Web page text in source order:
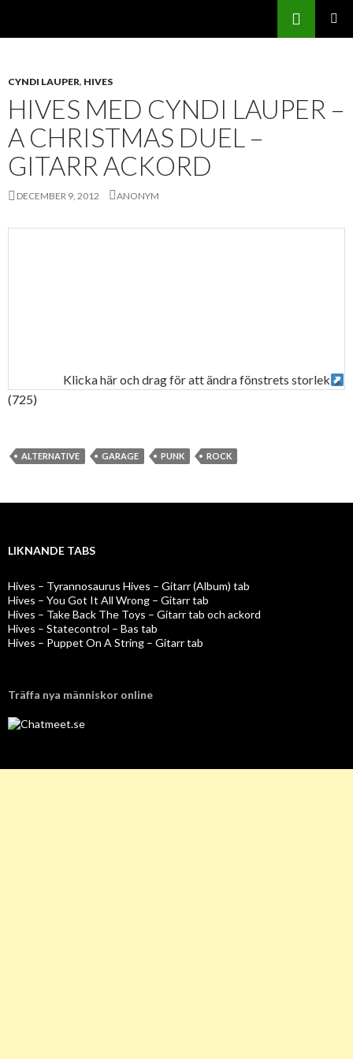
Sök
CYNDI LAUPER, HIVES
HIVES MED CYNDI LAUPER –
A CHRISTMAS DUEL –
GITARR ACKORD
DECEMBER 9, 2012 ANONYM
Klicka här och drag för att ändra fönstrets storlek
(725)
ALTERNATIVE GARAGE PUNK ROCK
LIKNANDE TABS
Hives – Tyrannosaurus Hives – Gitarr (Album) tab
Hives – You Got It All Wrong – Gitarr tab
Hives – Take Back The Toys – Gitarr tab och ackord
Hives – Statecontrol – Bas tab
Hives – Puppet On A String – Gitarr tab
Träffa nya människor online